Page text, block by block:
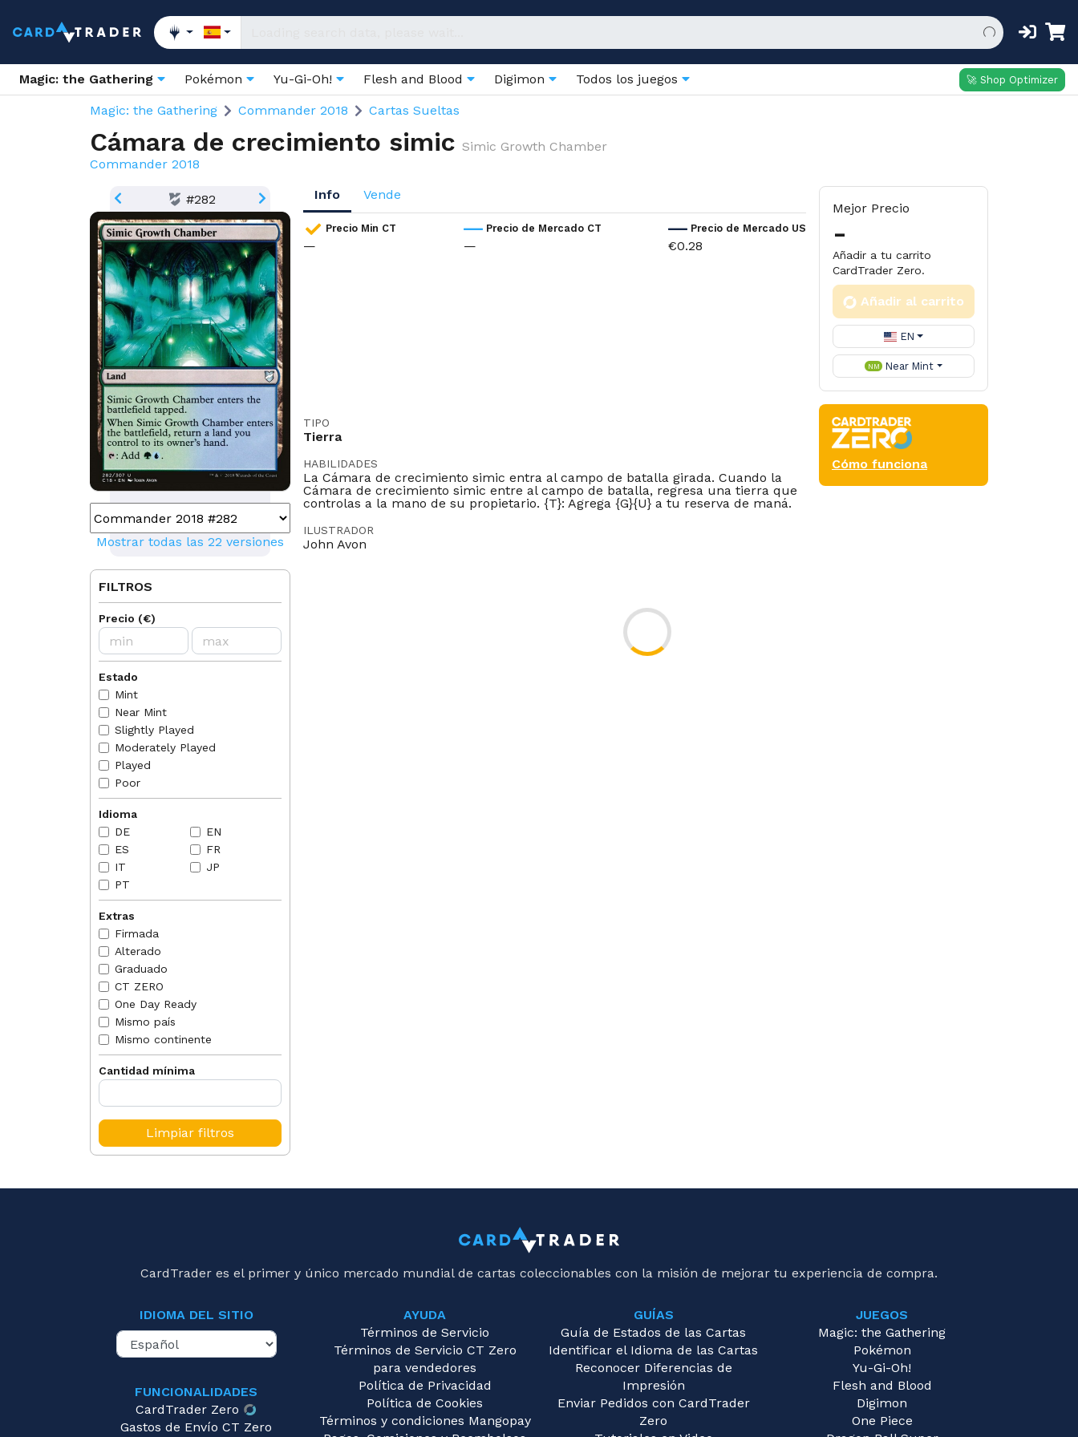
Magic: the Gathering Pokémon Yu-Gi-Oh! Flesh and Blood Digimon Todos los juegos 🚀 Shop Optimizer
Magic: the Gathering Commander 2018 Cartas Sueltas
Cámara de crecimiento simic Simic Growth Chamber
Commander 2018
#282
Mostrar todas las 22 versiones
Info Vende
Precio Min CT
—
Precio de Mercado CT
—
Precio de Mercado US
€0.28
TIPO
Tierra
HABILIDADES
La Cámara de crecimiento simic entra al campo de batalla girada. Cuando la
Cámara de crecimiento simic entre al campo de batalla, regresa una tierra que
controlas a la mano de su propietario. {T}: Agrega {G}{U} a tu reserva de maná.
ILUSTRADOR
John Avon
Mejor Precio
-
Añadir a tu carrito
CardTrader Zero.
Añadir al carrito
EN
NM Near Mint
Cómo funciona
FILTROS
Precio (€)
Estado
Mint
Near Mint
Slightly Played
Moderately Played
Played
Poor
Idioma
DE
EN
ES
FR
IT
JP
PT
Extras
Firmada
Alterado
Graduado
CT ZERO
One Day Ready
Mismo país
Mismo continente
Cantidad mínima
Limpiar filtros
CardTrader es el primer y único mercado mundial de cartas coleccionables con la misión de mejorar tu experiencia de compra.
IDIOMA DEL SITIO
FUNCIONALIDADES
CardTrader Zero
Gastos de Envío CT Zero
AYUDA
Términos de Servicio
Términos de Servicio CT Zero
para vendedores
Política de Privacidad
Política de Cookies
Términos y condiciones Mangopay
GUÍAS
Guía de Estados de las Cartas
Identificar el Idioma de las Cartas
Reconocer Diferencias de
Impresión
Enviar Pedidos con CardTrader
Zero
JUEGOS
Magic: the Gathering
Pokémon
Yu-Gi-Oh!
Flesh and Blood
Digimon
One Piece